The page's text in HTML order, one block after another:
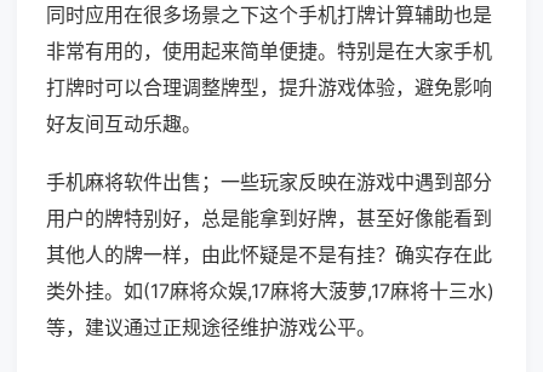
同时应用在很多场景之下这个手机打牌计算辅助也是
非常有用的，使用起来简单便捷。特别是在大家手机
打牌时可以合理调整牌型，提升游戏体验，避免影响
好友间互动乐趣。
手机麻将软件出售；一些玩家反映在游戏中遇到部分
用户的牌特别好，总是能拿到好牌，甚至好像能看到
其他人的牌一样，由此怀疑是不是有挂？确实存在此
类外挂。如(17麻将众娱,17麻将大菠萝,17麻将十三水)
等，建议通过正规途径维护游戏公平。